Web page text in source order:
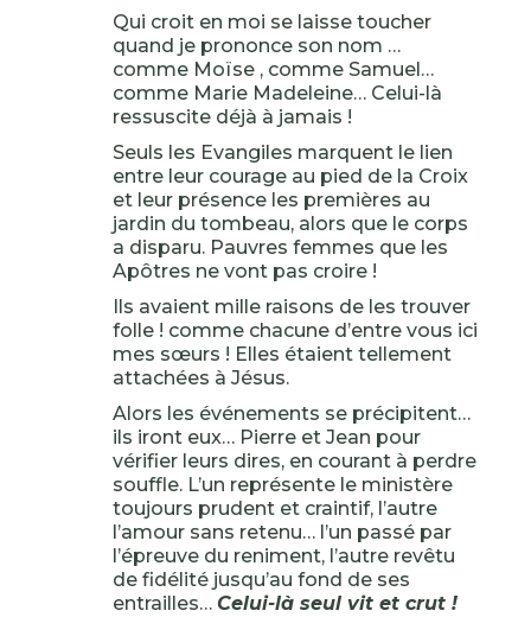
Qui croit en moi se laisse toucher
quand je prononce son nom …
comme Moïse , comme Samuel…
comme Marie Madeleine… Celui-là
ressuscite déjà à jamais !
Seuls les Evangiles marquent le lien
entre leur courage au pied de la Croix
et leur présence les premières au
jardin du tombeau, alors que le corps
a disparu. Pauvres femmes que les
Apôtres ne vont pas croire !
Ils avaient mille raisons de les trouver
folle ! comme chacune d’entre vous ici
mes sœurs ! Elles étaient tellement
attachées à Jésus.
Alors les événements se précipitent…
ils iront eux… Pierre et Jean pour
vérifier leurs dires, en courant à perdre
souffle. L’un représente le ministère
toujours prudent et craintif, l’autre
l’amour sans retenu… l’un passé par
l’épreuve du reniment, l’autre revêtu
de fidélité jusqu’au fond de ses
entrailles… Celui-là seul vit et crut !